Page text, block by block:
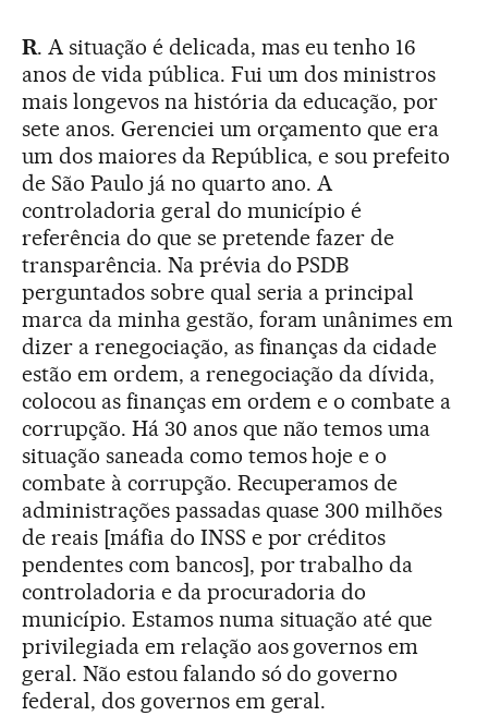
R. A situação é delicada, mas eu tenho 16
anos de vida pública. Fui um dos ministros
mais longevos na história da educação, por
sete anos. Gerenciei um orçamento que era
um dos maiores da República, e sou prefeito
de São Paulo já no quarto ano. A
controladoria geral do município é
referência do que se pretende fazer de
transparência. Na prévia do PSDB
perguntados sobre qual seria a principal
marca da minha gestão, foram unânimes em
dizer a renegociação, as finanças da cidade
estão em ordem, a renegociação da dívida,
colocou as finanças em ordem e o combate a
corrupção. Há 30 anos que não temos uma
situação saneada como temos hoje e o
combate à corrupção. Recuperamos de
administrações passadas quase 300 milhões
de reais [máfia do INSS e por créditos
pendentes com bancos], por trabalho da
controladoria e da procuradoria do
município. Estamos numa situação até que
privilegiada em relação aos governos em
geral. Não estou falando só do governo
federal, dos governos em geral.